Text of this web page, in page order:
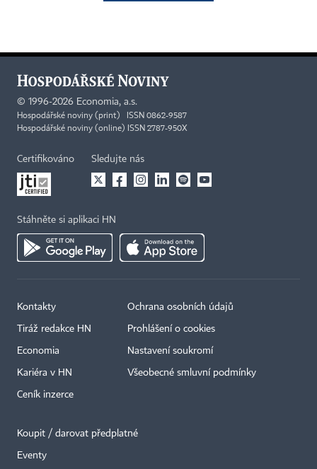
© 1996-2026 Economia, a.s.
Hospodářské noviny (print) ISSN 0862-9587
Hospodářské noviny (online) ISSN 2787-950X
Certifikováno Sledujte nás
Stáhněte si aplikaci HN
Kontakty
Tiráž redakce HN
Economia
Kariéra v HN
Ceník inzerce
Ochrana osobních údajů
Prohlášení o cookies
Nastavení soukromí
Všeobecné smluvní podmínky
Koupit / darovat předplatné
Eventy